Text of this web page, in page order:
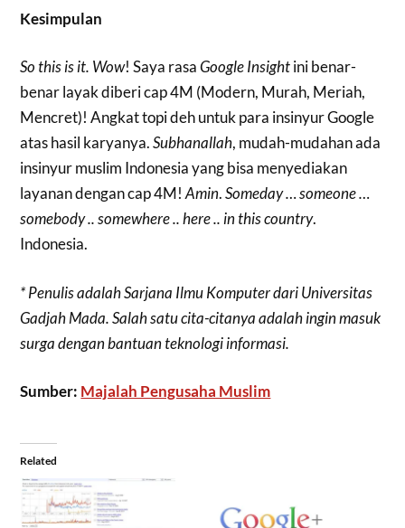
Kesimpulan
So this is it. Wow! Saya rasaGoogle Insightini benar-
benar layak diberi cap 4M (Modern, Murah, Meriah,
Mencret)! Angkat topi deh untuk para insinyur Google
atas hasil karyanya.Subhanallah, mudah-mudahan ada
insinyur muslim Indonesia yang bisa menyediakan
layanan dengan cap 4M!Amin.Someday … someone …
somebody .. somewhere .. here .. in this country.
Indonesia.
* Penulis adalah Sarjana Ilmu Komputer dari Universitas
Gadjah Mada. Salah satu cita-citanya adalah ingin masuk
surga dengan bantuan teknologi informasi.
Sumber: Majalah Pengusaha Muslim
Related